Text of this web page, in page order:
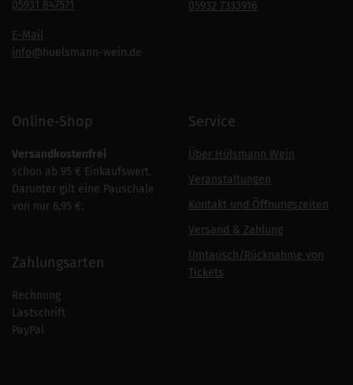
05931 847571
E-Mail
info@huelsmann-wein.de
05932 7333916
Online-Shop
Versandkostenfrei
schon ab 95 € Einkaufswert.
Darunter gilt eine Pauschale
von nur 6,95 €.
Zahlungsarten
Rechnung
Lastschrift
PayPal
Service
Über Hülsmann Wein
Veranstaltungen
Kontakt und Öffnungszeiten
Versand & Zahlung
Umtausch/Rücknahme von
Tickets